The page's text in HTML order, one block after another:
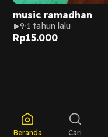
music ramadhan
9 1 tahun lalu
Rp15.000
Beranda Cari